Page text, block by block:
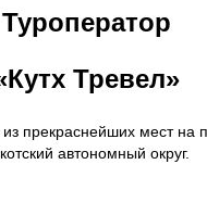
Туроператор
Тревел»
прекраснейших мест на
автономный округ.